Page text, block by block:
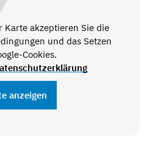
Karte akzeptieren Sie die
und das Setzen
Cookies.
anzeigen